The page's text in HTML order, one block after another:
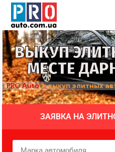
ВЫКУП
МЕСТЕ
PRO Auto➤выкуп элитных
ЗАЯВКА НА